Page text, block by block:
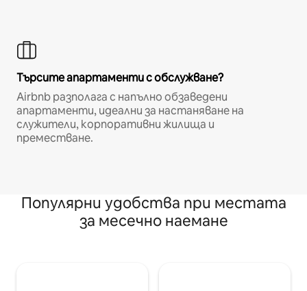
Търсите апартаменти с обслужване?
Airbnb разполага с напълно обзаведени
апартаменти, идеални за настаняване на
служители, корпоративни жилища и
преместване.
Популярни удобства при местата
за месечно наемане